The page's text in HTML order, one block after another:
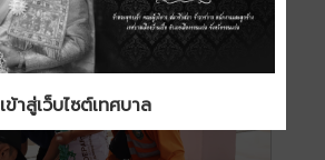
เข้าสู่เว็บไซต์เทศบาล